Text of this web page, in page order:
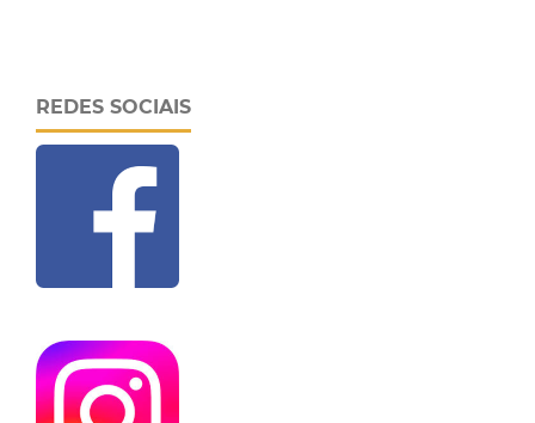
REDES SOCIAIS